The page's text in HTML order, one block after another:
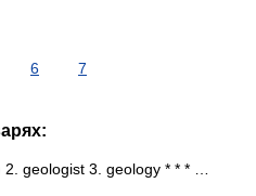
6 7
geologist 3. geology * * * …